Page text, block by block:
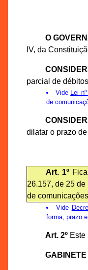
O
IV, da
parcial de
Vide Lei
de
dilatar o prazo
Art. 1ºFica
26.157, de 25
de
Vide
forma, prazo
Art. 2ºEste
GABINETE